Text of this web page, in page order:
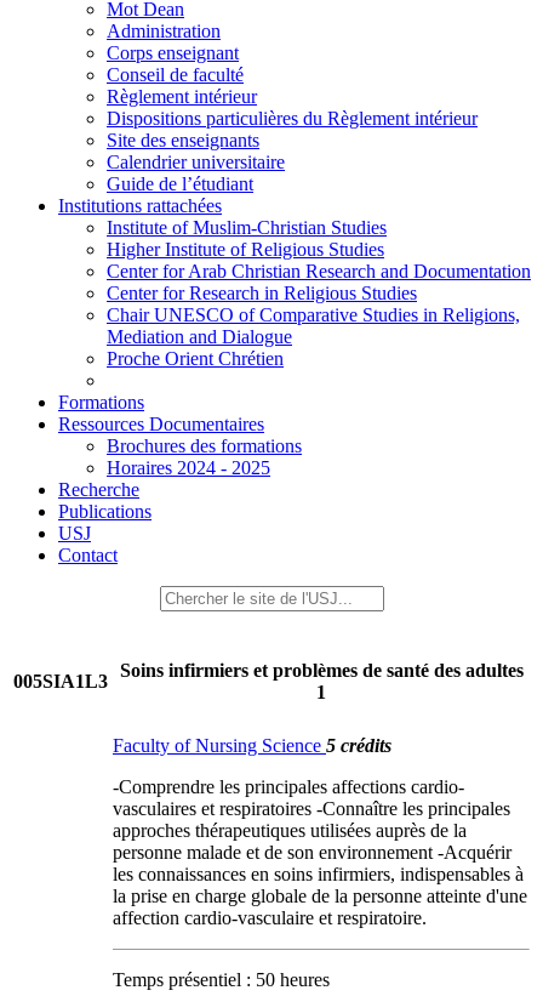
Mot Dean
Administration
Corps enseignant
Conseil de faculté
Règlement intérieur
Dispositions particulières du Règlement intérieur
Site des enseignants
Calendrier universitaire
Guide de l’étudiant
Institutions rattachées
Institute of Muslim-Christian Studies
Higher Institute of Religious Studies
Center for Arab Christian Research and Documentation
Center for Research in Religious Studies
Chair UNESCO of Comparative Studies in Religions,
Mediation and Dialogue
Proche Orient Chrétien
Formations
Ressources Documentaires
Brochures des formations
Horaires 2024 - 2025
Recherche
Publications
USJ
Contact
005SIA1L3
Soins infirmiers et problèmes de santé des adultes
1
Faculty of Nursing Science 5 crédits
-Comprendre les principales affections cardio-
vasculaires et respiratoires -Connaître les principales
approches thérapeutiques utilisées auprès de la
personne malade et de son environnement -Acquérir
les connaissances en soins infirmiers, indispensables à
la prise en charge globale de la personne atteinte d'une
affection cardio-vasculaire et respiratoire.
Temps présentiel : 50 heures